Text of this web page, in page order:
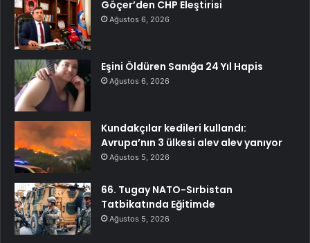
Göçer’den CHP Eleştirisi
Ağustos 6, 2026
Eşini Öldüren Sanığa 24 Yıl Hapis
Ağustos 6, 2026
Kundakçılar kedileri kullandı:
Avrupa’nın 3 ülkesi alev alev yanıyor
Ağustos 5, 2026
66. Tugay NATO-Sırbistan
Tatbikatında Eğitimde
Ağustos 5, 2026